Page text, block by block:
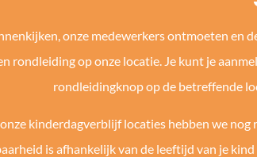
onze medewerkers ontmoeten en
rondleiding op onze locatie. Je kunt je
rondleidingknop op de betreffende
kinderdagverblijf locaties hebben we
is afhankelijk van de leeftijd van je kind